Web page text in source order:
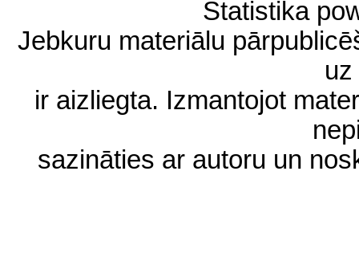
Statistika
Jebkuru materiālu
ir aizliegta. Izmantojot
sazināties ar autoru un